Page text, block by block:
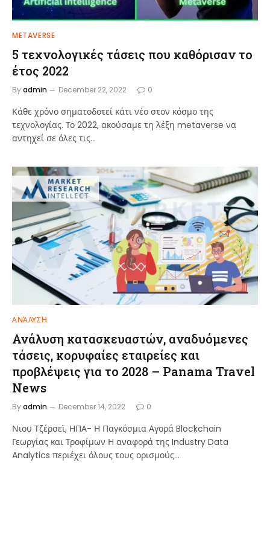
METAVERSE
5 τεχνολογικές τάσεις που καθόρισαν το
έτος 2022
Byadmin December 22, 2022 0
Κάθε χρόνο σηματοδοτεί κάτι νέο στον κόσμο της
τεχνολογίας. Το 2022, ακούσαμε τη λέξη metaverse να
αντηχεί σε όλες τις…
ΑΝΆΛΥΣΗ
Ανάλυση κατασκευαστών, αναδυόμενες
τάσεις, κορυφαίες εταιρείες και
προβλέψεις για το 2028 – Panama Travel
News
Byadmin December 14, 2022 0
Νιου Τζέρσεϊ, ΗΠΑ- Η Παγκόσμια Αγορά Blockchain
Γεωργίας και Τροφίμων Η αναφορά της Industry Data
Analytics περιέχει όλους τους ορισμούς…